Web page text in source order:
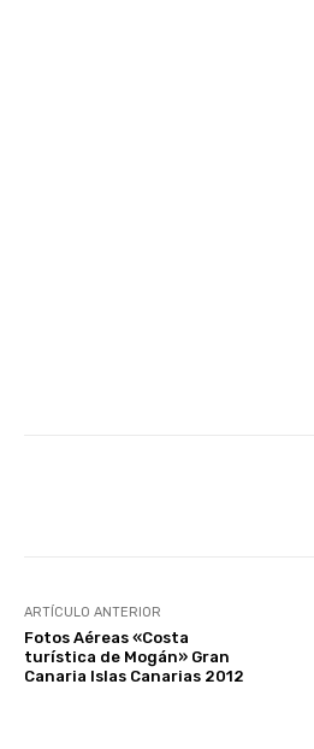
ARTÍCULO ANTERIOR
Fotos Aéreas «Costa
turística de Mogán» Gran
Canaria Islas Canarias 2012